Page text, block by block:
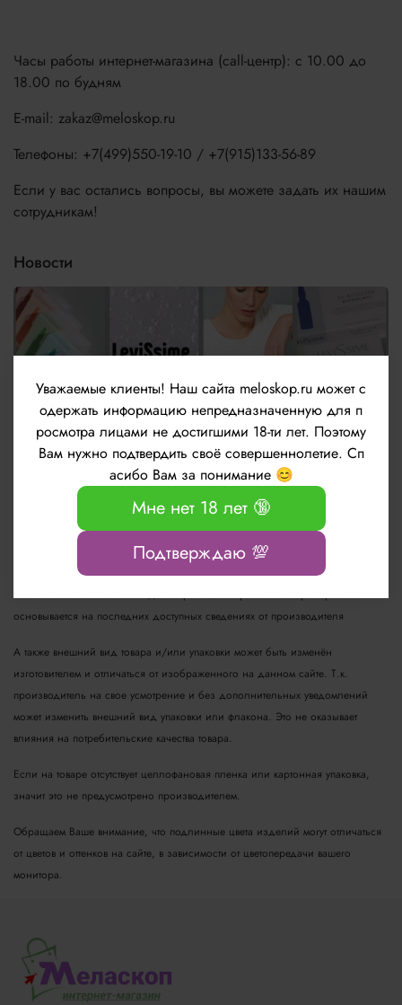
Часы работы интернет-магазина (call-центр): с 10.00 до
18.00 по будням
E-mail: zakaz@meloskop.ru
Телефоны: +7(499)550-19-10 / +7(915)133-56-89
Если у вас остались вопросы, вы можете задать их нашим
сотрудникам!
Новости
Новые ампульные препараты be.Booster от
бренда LeviSsime
Информация о технических характеристиках, комплекте поставки, стране
изготовления и внешнем виде товара носит справочный характер и
основывается на последних доступных сведениях от производителя
А также внешний вид товара и/или упаковки может быть изменён
изготовителем и отличаться от изображенного на данном сайте. Т.к.
производитель на свое усмотрение и без дополнительных уведомлений
может изменить внешний вид упаковки или флакона. Это не оказывает
влияния на потребительские качества товара.
Если на товаре отсутствует целлофановая пленка или картонная упаковка,
значит это не предусмотрено производителем.
Обращаем Ваше внимание, что подлинные цвета изделий могут отличаться
от цветов и оттенков на сайте, в зависимости от цветопередачи вашего
монитора.
Уважаемые клиенты! Наш сайта meloskop.ru может с
одержать информацию непредназначенную для п
росмотра лицами не достигшими 18-ти лет. Поэтому
Вам нужно подтвердить своё совершеннолетие. Сп
асибо Вам за понимание 😊
Мне нет 18 лет 🔞
Подтверждаю 💯